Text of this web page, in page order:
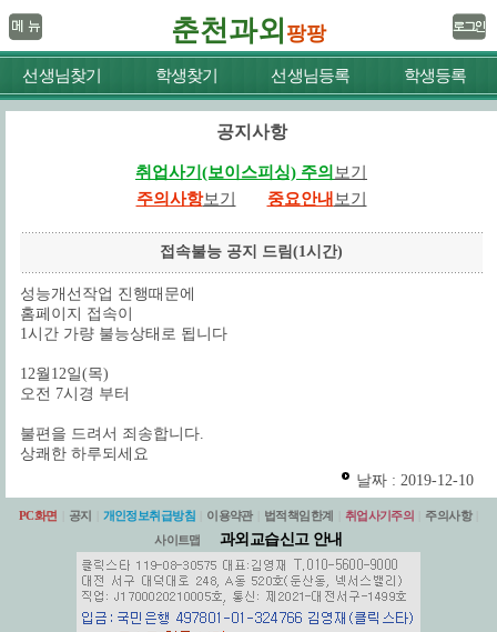
춘천과외 팡팡
선생님찾기 학생찾기 선생님등록 학생등록
공지사항
취업사기(보이스피싱) 주의 보기
주의사항보기 중요안내 보기
접속불능 공지 드림(1시간)
성능개선작업 진행때문에
홈페이지 접속이
1시간 가량 불능상태로 됩니다
12월12일(목)
오전 7시경 부터
불편을 드려서 죄송합니다.
상쾌한 하루되세요
날짜 : 2019-12-10
PC화면 공지 개인정보취급방침 이용약관 법적책임한계 취업사기주의 주의사항
사이트맵
과외교습신고 안내